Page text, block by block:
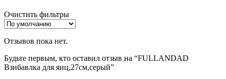
Очистить фильтры
Отзывов пока нет.
Будьте первым, кто оставил отзыв на “FULLANDAD
Взибавлка для яиц,27см,серый”